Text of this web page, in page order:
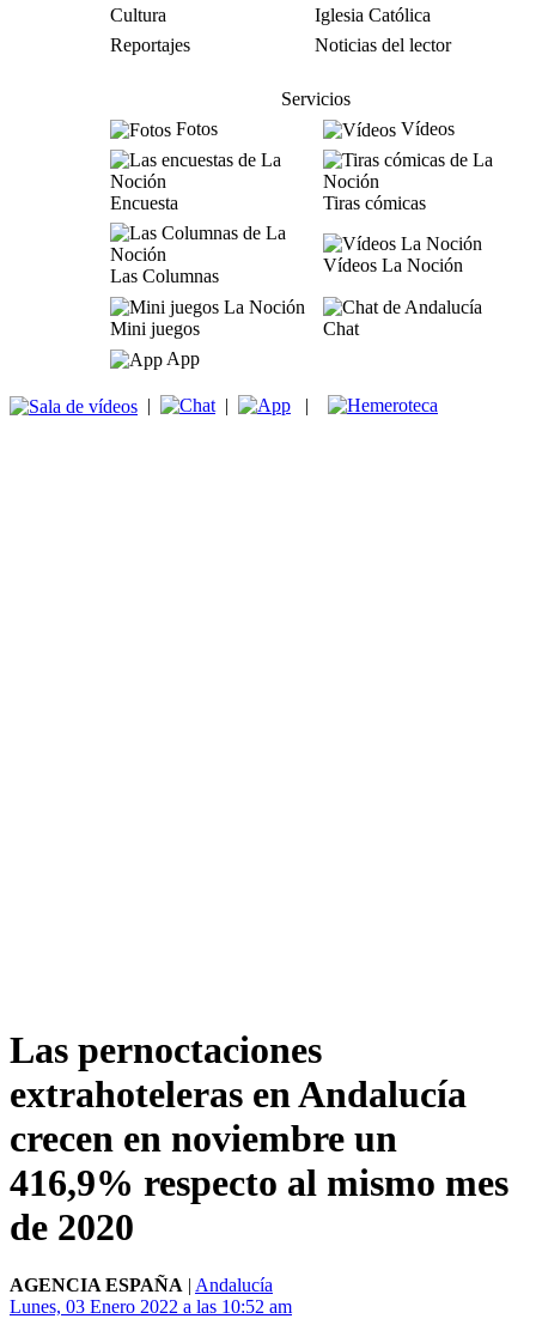
Cultura
Iglesia Católica
Reportajes
Noticias del lector
Servicios
Fotos
Vídeos
Encuesta Tiras cómicas
Las Columnas
Vídeos La Noción
Mini juegos
Chat
App
| | |
Las pernoctaciones
extrahoteleras en Andalucía
crecen en noviembre un
416,9% respecto al mismo mes
de 2020
AGENCIA ESPAÑA | Andalucía
Lunes, 03 Enero 2022 a las 10:52 am